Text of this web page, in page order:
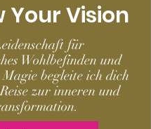
Your Vision
für
Wohlbefinden und
begleite ich dich
zur inneren und